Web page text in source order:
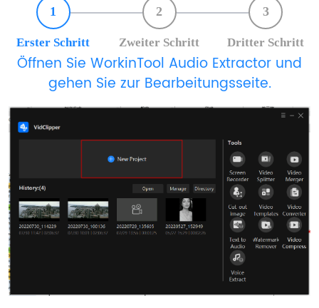
1
Erster Schritt
2
Zweiter Schritt
3
Dritter Schritt
Öffnen Sie WorkinTool Audio Extractor und
gehen Sie zur Bearbeitungsseite.